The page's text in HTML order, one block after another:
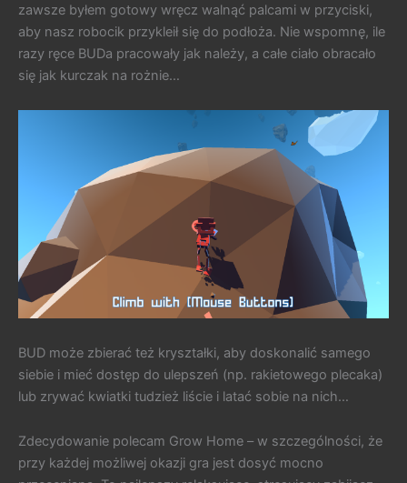
zawsze byłem gotowy wręcz walnąć palcami w przyciski,
aby nasz robocik przykleił się do podłoża. Nie wspomnę, ile
razy ręce BUDa pracowały jak należy, a całe ciało obracało
się jak kurczak na rożnie…
BUD może zbierać też kryształki, aby doskonalić samego
siebie i mieć dostęp do ulepszeń (np. rakietowego plecaka)
lub zrywać kwiatki tudzież liście i latać sobie na nich…
Zdecydowanie polecam Grow Home – w szczególności, że
przy każdej możliwej okazji gra jest dosyć mocno